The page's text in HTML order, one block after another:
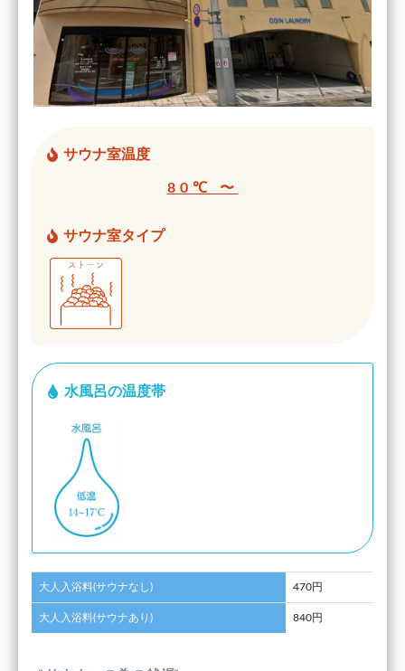
サウナ室温度
80℃ 〜
サウナ室タイプ
水風呂の温度帯
大人入浴料(サウナなし) 470円
大人入浴料(サウナあり) 840円